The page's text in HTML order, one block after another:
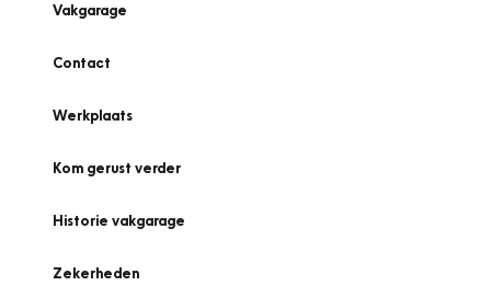
Vakgarage
Contact
Werkplaats
Kom gerust verder
Historie vakgarage
Zekerheden